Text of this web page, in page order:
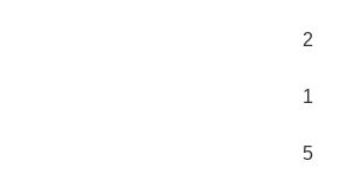
2
1
5